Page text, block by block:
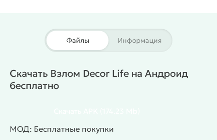
удобное управление и понятную навигацию. Игра
формирует ощущение порядка и завершенности
Игрок распределяет мебель по комнатам.
Объекты занимают реальное место на плане.
дизайна. Цвета и текстуры формируют атмосферу.
Файлы Информация
Скачать Взлом Decor Life на Андроид
бесплатно
МОД: Бесплатные покупки